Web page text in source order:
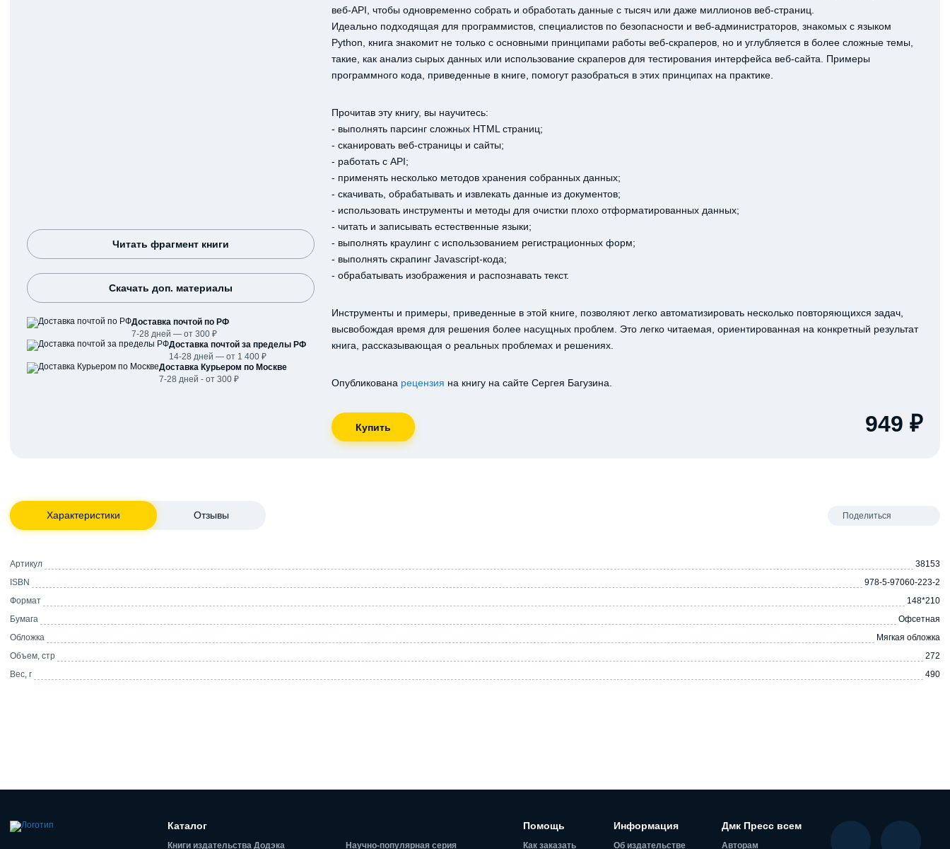
Читать фрагмент книги
Скачать доп. материалы
Доставка почтой по РФ
7-28 дней — от 300 ₽
Доставка почтой за пределы РФ
14-28 дней — от 1 400 ₽
Доставка Курьером по Москве
7-28 дней - от 300 ₽
веб-API, чтобы одновременно собрать и обработать данные с тысяч или даже миллионов веб-страниц.
Идеально подходящая для программистов, специалистов по безопасности и веб-администраторов, знакомых с языком
Python, книга знакомит не только с основными принципами работы веб-скраперов, но и углубляется в более сложные темы,
такие, как анализ сырых данных или использование скраперов для тестирования интерфейса веб-сайта. Примеры
программного кода, приведенные в книге, помогут разобраться в этих принципах на практике.
Прочитав эту книгу, вы научитесь:
- выполнять парсинг сложных HTML страниц;
- сканировать веб-страницы и сайты;
- работать с API;
- применять несколько методов хранения собранных данных;
- скачивать, обрабатывать и извлекать данные из документов;
- использовать инструменты и методы для очистки плохо отформатированных данных;
- читать и записывать естественные языки;
- выполнять краулинг с использованием регистрационных форм;
- выполнять скрапинг Javascript-кода;
- обрабатывать изображения и распознавать текст.
Инструменты и примеры, приведенные в этой книге, позволяют легко автоматизировать несколько повторяющихся задач,
высвобождая время для решения более насущных проблем. Это легко читаемая, ориентированная на конкретный результат
книга, рассказывающая о реальных проблемах и решениях.
Опубликована рецензия на книгу на сайте Сергея Багузина.
949 ₽
Характеристики Отзывы Поделиться
Артикул
38153
ISBN
978-5-97060-223-2
Формат
148*210
Бумага
Офсетная
Обложка
Мягкая обложка
Объем, стр
272
Вес, г
490
Каталог
Книги издательства Додэка Научно-популярная серия
Помощь
Как заказать
Информация
Об издательстве
Дмк Пресс всем
Авторам